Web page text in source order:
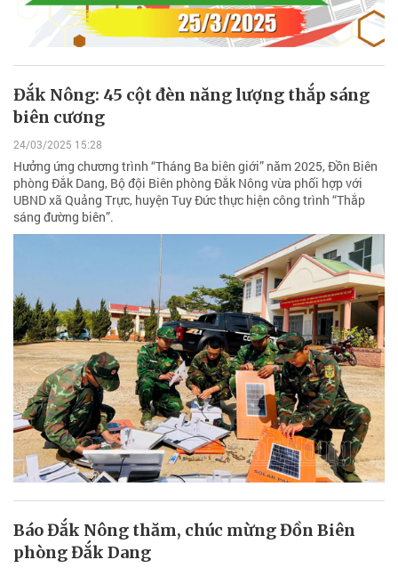
Đắk Nông: 45 cột đèn năng lượng thắp sáng
biên cương
24/03/2025 15:28
Hưởng ứng chương trình “Tháng Ba biên giới” năm 2025, Đồn Biên
phòng Đắk Dang, Bộ đội Biên phòng Đắk Nông vừa phối hợp với
UBND xã Quảng Trực, huyện Tuy Đức thực hiện công trình “Thắp
sáng đường biên”.
Báo Đắk Nông thăm, chúc mừng Đồn Biên
phòng Đắk Dang